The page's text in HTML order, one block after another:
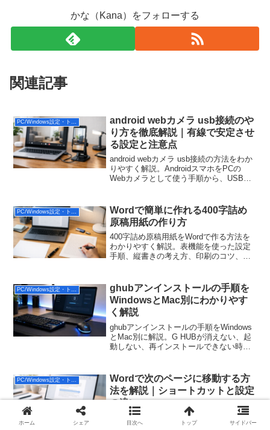
かな（Kana）をフォローする
関連記事
android webカメラ usb接続のや
り方を徹底解説｜有線で安定させ
る設定と注意点
android webカメラ usb接続の方法をわか
りやすく解説。AndroidスマホをPCの
Webカメラとして使う手順から、USB
す。
PC/Windows設定・トラブル
Wordで簡単に作れる400字詰め
原稿用紙の作り方
400字詰め原稿用紙をWordで作る方法を
わかりやすく解説。表機能を使った設定
手順、縦書きの考え方、印刷のコツ、テ
PC/Windows設定・トラブル
ghubアンインストールの手順を
WindowsとMac別にわかりやす
く解説
ghubアンインストールの手順をWindows
とMac別に解説。G HUBが消えない、起
動しない、再インストールできない時の
Wordで次のページに移動する方
法を解説｜ショートカットと設定
の違い
ワードで次のページに移動したいときの
正しい方法を解説。改行と改ページの違
ホーム シェア 目次へ トップ サイドバー